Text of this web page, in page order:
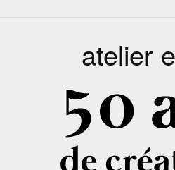
atelier